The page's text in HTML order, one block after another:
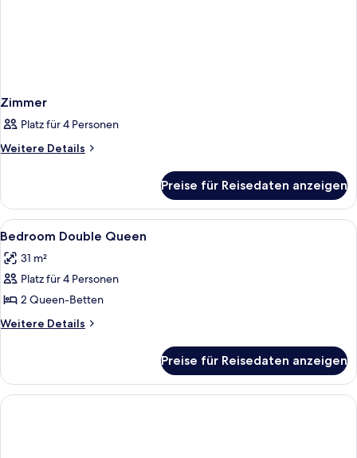
Zimmer
Platz für 4 Personen
Weitere Details
Weitere
Preise für Reisedaten anzeigen
Alle
Fotos
für
Bedroom
Double
Queen
Allergikerbettwaren, Pillowtop-
5
Bedroom Double Queen
31 m²
Platz für 4 Personen
2 Queen-Betten
Weitere Details
Weitere
Double
Queen
Preise für Reisedaten anzeigen